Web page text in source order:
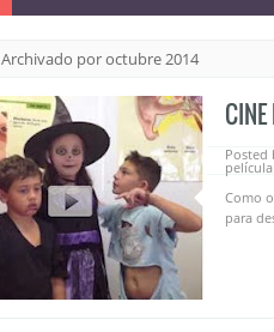
Archivado por octubre 2014
Posted
película
Como
para